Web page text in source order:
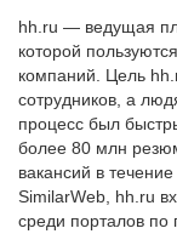
hh.ru — ведущая
которой
компаний. Цель
сотрудников, а
процесс был
более 80 млн
вакансий в
SimilarWeb, hh.ru
среди порталов по